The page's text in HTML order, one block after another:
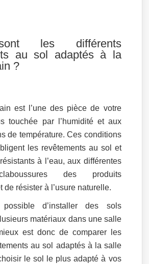
les différents
au sol adaptés à la
?
est l’une des pièce de votre
touchée par l’humidité et aux
de température. Ces conditions
les revêtements au sol et
à l’eau, aux différentes
des produits
de résister à l’usure naturelle.
d’installer des sols
matériaux dans une salle
est donc de comparer les
au sol adaptés à la salle
le sol le plus adapté à vos